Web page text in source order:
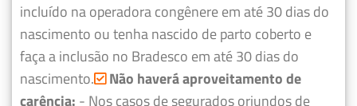
incluído na operadora congênere em até 30 dias do
nascimento ou tenha nascido de parto coberto e
faça a inclusão no Bradesco em até 30 dias do
nascimento. Não haverá aproveitamento de
carência: - Nos casos de segurados oriundos de